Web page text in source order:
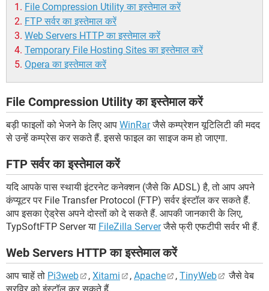
File Compression Utility का इस्तेमाल करें
FTP सर्वर का इस्तेमाल करें
Web Servers HTTP का इस्तेमाल करें
Temporary File Hosting Sites का इस्तेमाल करें
Opera का इस्तेमाल करें
File Compression Utility का इस्तेमाल करें
बड़ी फाइलों को भेजने के लिए आप WinRarजैसे कम्प्रेशन यूटिलिटी की मदद
से उन्हें कम्प्रेस कर सकते हैं. इससे फाइल का साइज कम हो जाएगा.
FTP सर्वर का इस्तेमाल करें
यदि आपके पास स्थायी इंटरनेट कनेक्शन (जैसे कि ADSL) है, तो आप अपने
कंप्यूटर पर File Transfer Protocol (FTP) सर्वर इंस्टॉल कर सकते हैं.
आप इसका ऐड्रेस अपने दोस्तों को दे सकते हैं. आपकी जानकारी के लिए,
TypSoftFTP Server या FileZilla Serverजैसे फ्री एफटीपी सर्वर भी हैं.
Web Servers HTTP का इस्तेमाल करें
आप चाहें तो Pi3web , Xitami , Apache , TinyWeb
जैसे वेब